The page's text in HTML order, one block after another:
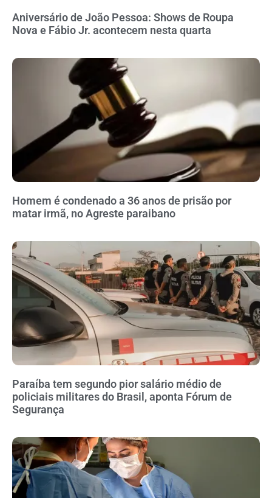
Aniversário de João Pessoa: Shows de Roupa
Nova e Fábio Jr. acontecem nesta quarta
Homem é condenado a 36 anos de prisão por
matar irmã, no Agreste paraibano
Paraíba tem segundo pior salário médio de
policiais militares do Brasil, aponta Fórum de
Segurança